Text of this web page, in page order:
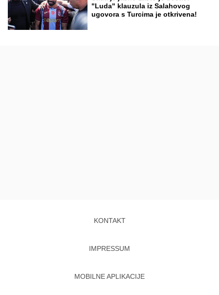
"Luda" klauzula iz Salahovog
ugovora s Turcima je otkrivena!
KONTAKT
IMPRESSUM
MOBILNE APLIKACIJE